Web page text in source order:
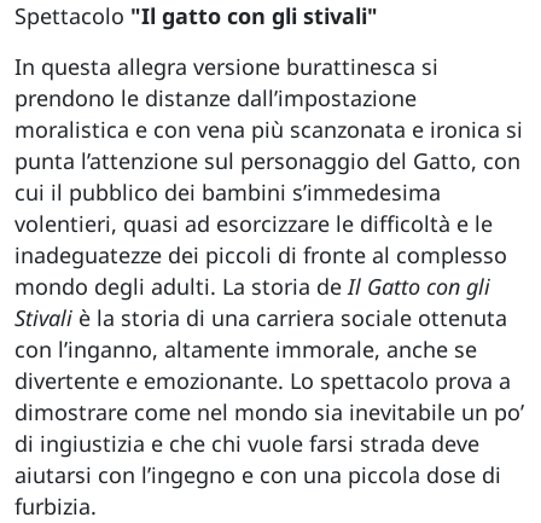
Spettacolo "Il gatto con gli stivali"
In questa allegra versione burattinesca si
prendono le distanze dall’impostazione
moralistica e con vena più scanzonata e ironica si
punta l’attenzione sul personaggio del Gatto, con
cui il pubblico dei bambini s’immedesima
volentieri, quasi ad esorcizzare le difficoltà e le
inadeguatezze dei piccoli di fronte al complesso
mondo degli adulti. La storia deIl Gatto con gli
Stivali è la storia di una carriera sociale ottenuta
con l’inganno, altamente immorale, anche se
divertente e emozionante. Lo spettacolo prova a
dimostrare come nel mondo sia inevitabile un po’
di ingiustizia e che chi vuole farsi strada deve
aiutarsi con l’ingegno e con una piccola dose di
furbizia.